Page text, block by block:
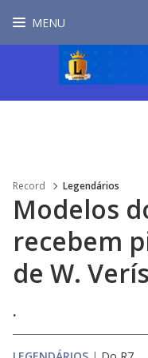
MENU
Record Legendários
Modelos
recebem
de W.
.